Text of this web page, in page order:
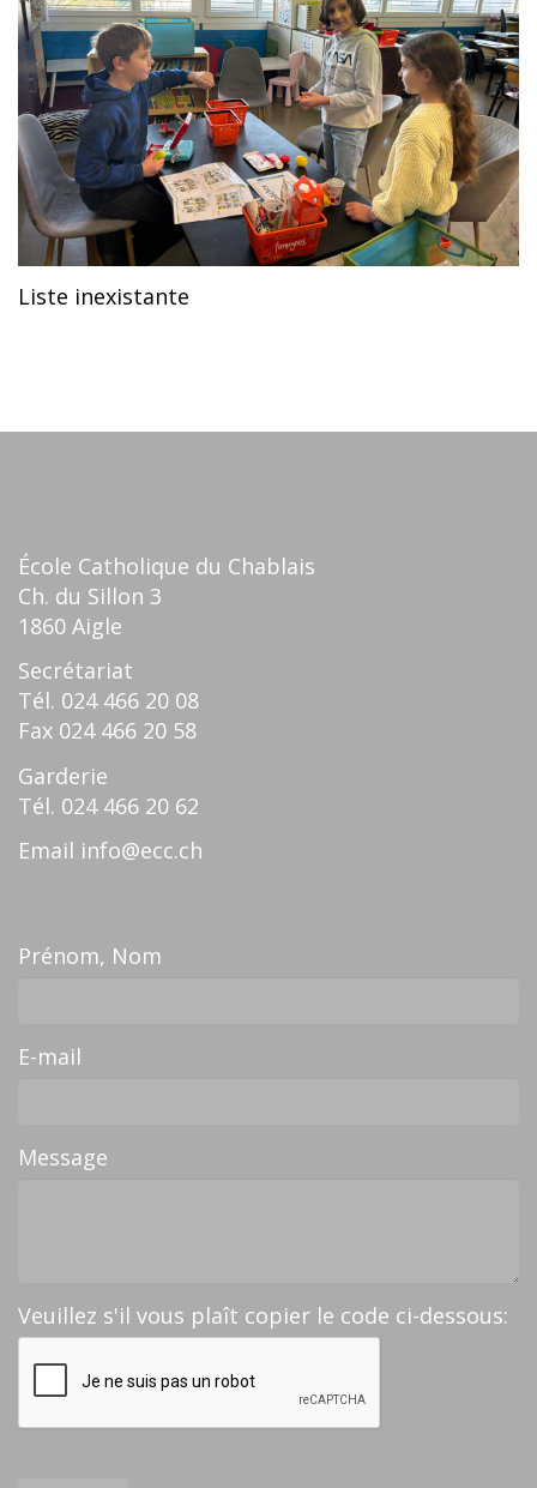
Liste inexistante
École Catholique du Chablais
Ch. du Sillon 3
1860 Aigle
Secrétariat
Tél. 024 466 20 08
Fax 024 466 20 58
Garderie
Tél. 024 466 20 62
Email info@ecc.ch
Prénom, Nom
E-mail
Message
Veuillez s'il vous plaît copier le code ci-dessous: